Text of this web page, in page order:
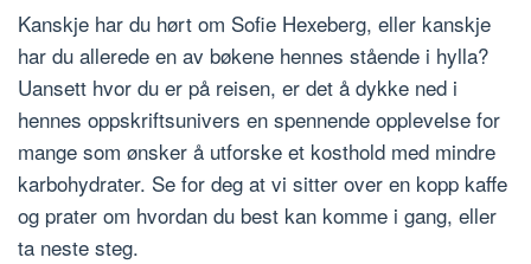
Kanskje har du hørt om Sofie Hexeberg, eller kanskje
har du allerede en av bøkene hennes stående i hylla?
Uansett hvor du er på reisen, er det å dykke ned i
hennes oppskriftsunivers en spennende opplevelse for
mange som ønsker å utforske et kosthold med mindre
karbohydrater. Se for deg at vi sitter over en kopp kaffe
og prater om hvordan du best kan komme i gang, eller
ta neste steg.